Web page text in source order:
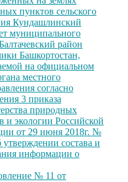
пунктов сельского
Кундашлинский
муниципального
район
Башкортостан,
на официальном
местного
согласно
3 приказа
природных
и экологии Российской
от 29 июня 2018г. №
состава и
информации о
№ 11 от